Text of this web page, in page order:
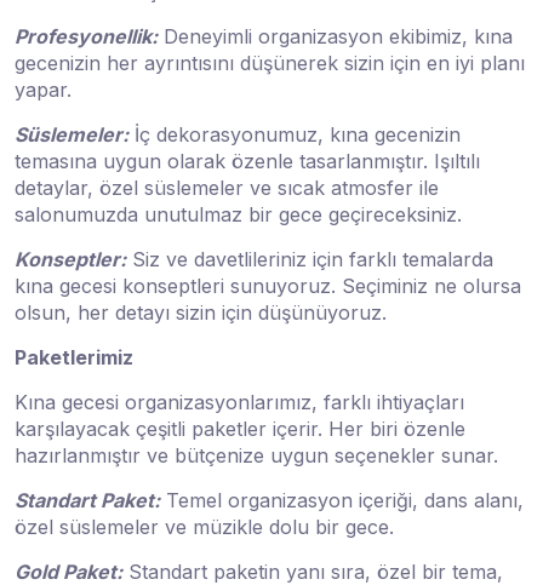
Profesyonellik:Deneyimli organizasyon ekibimiz, kına
gecenizin her ayrıntısını düşünerek sizin için en iyi planı
yapar.
Süslemeler:İç dekorasyonumuz, kına gecenizin
temasına uygun olarak özenle tasarlanmıştır. Işıltılı
detaylar, özel süslemeler ve sıcak atmosfer ile
salonumuzda unutulmaz bir gece geçireceksiniz.
Konseptler:Siz ve davetlileriniz için farklı temalarda
kına gecesi konseptleri sunuyoruz. Seçiminiz ne olursa
olsun, her detayı sizin için düşünüyoruz.
Paketlerimiz
Kına gecesi organizasyonlarımız, farklı ihtiyaçları
karşılayacak çeşitli paketler içerir. Her biri özenle
hazırlanmıştır ve bütçenize uygun seçenekler sunar.
Standart Paket:Temel organizasyon içeriği, dans alanı,
özel süslemeler ve müzikle dolu bir gece.
Gold Paket:Standart paketin yanı sıra, özel bir tema,